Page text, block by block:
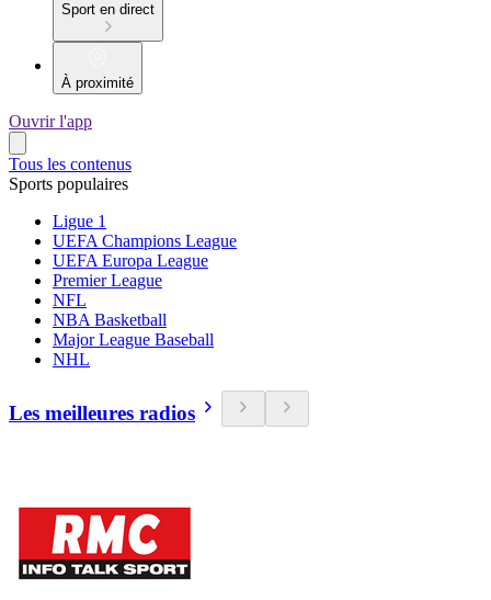
Sport en direct
À proximité
Ouvrir l'app
Tous les contenus
Sports populaires
Ligue 1
UEFA Champions League
UEFA Europa League
Premier League
NFL
NBA Basketball
Major League Baseball
NHL
Les meilleures radios